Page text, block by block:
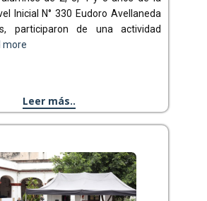
Inicial N° 330 Eudoro Avellaneda
participaron de una actividad
more
Leer más..